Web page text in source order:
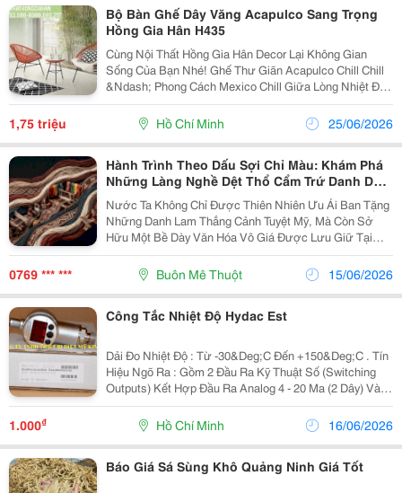
Bộ Bàn Ghế Dây Văng Acapulco Sang Trọng
Hồng Gia Hân H435
Cùng Nội Thất Hồng Gia Hân Decor Lại Không Gian
Sống Của Bạn Nhé! Ghế Thư Giãn Acapulco Chill Chill
&Ndash; Phong Cách Mexico Chill Giữa Lòng Nhiệt Đới
(Acapulco Là Tên Một Địa Danh Có Bãi Biển Thuộc Top
Đẹp Nhất Trên Thế Giới Của Đất Nước Mexico)....
1,75 triệu Hồ Chí Minh 25/06/2026
Hành Trình Theo Dấu Sợi Chỉ Màu: Khám Phá
Những Làng Nghề Dệt Thổ Cẩm Trứ Danh Dọc
Miền Đất Nước
Nước Ta Không Chỉ Được Thiên Nhiên Ưu Ái Ban Tặng
Những Danh Lam Thắng Cảnh Tuyệt Mỹ, Mà Còn Sở
Hữu Một Bề Dày Văn Hóa Vô Giá Được Lưu Giữ Tại
Các Bản Làng Dân Tộc Thiểu Số. Trong Những Chuyến
Hành Trình Tìm Về Cội Nguồn, Trải Nghiệm Ghé Thăm
0769 *** *** Buôn Mê Thuột 15/06/2026
Công Tắc Nhiệt Độ Hydac Est
Dải Đo Nhiệt Độ : Từ -30&Deg;C Đến +150&Deg;C . Tín
Hiệu Ngõ Ra : Gồm 2 Đầu Ra Kỹ Thuật Số (Switching
Outputs) Kết Hợp Đầu Ra Analog 4 - 20 Ma (2 Dây) Và 0
- 10 V . Kết Nối Điện : Chuẩn Đầu Cắm M12X1 (5 Chân) .
Màn Hình Hiển Thị : Tích Hợp Màn...
1.000₫ Hồ Chí Minh 16/06/2026
Báo Giá Sá Sùng Khô Quảng Ninh Giá Tốt